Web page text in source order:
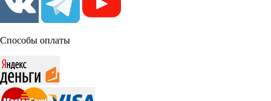
Способы оплаты